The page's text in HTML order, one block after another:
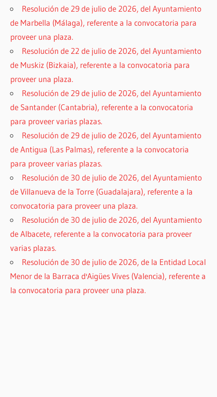
Resolución de 29 de julio de 2026, del Ayuntamiento
de Marbella (Málaga), referente a la convocatoria para
proveer una plaza.
Resolución de 22 de julio de 2026, del Ayuntamiento
de Muskiz (Bizkaia), referente a la convocatoria para
proveer una plaza.
Resolución de 29 de julio de 2026, del Ayuntamiento
de Santander (Cantabria), referente a la convocatoria
para proveer varias plazas.
Resolución de 29 de julio de 2026, del Ayuntamiento
de Antigua (Las Palmas), referente a la convocatoria
para proveer varias plazas.
Resolución de 30 de julio de 2026, del Ayuntamiento
de Villanueva de la Torre (Guadalajara), referente a la
convocatoria para proveer una plaza.
Resolución de 30 de julio de 2026, del Ayuntamiento
de Albacete, referente a la convocatoria para proveer
varias plazas.
Resolución de 30 de julio de 2026, de la Entidad Local
Menor de la Barraca d'Aigües Vives (Valencia), referente a
la convocatoria para proveer una plaza.